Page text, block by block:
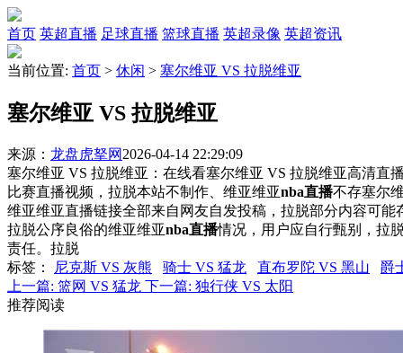
首页 英超直播 足球直播 篮球直播 英超录像 英超资讯
当前位置: 首页 > 休闲 > 塞尔维亚 VS 拉脱维亚
塞尔维亚 VS 拉脱维亚
来源： 龙盘虎拏网 2026-04-14 22:29:09
塞尔维亚 VS 拉脱维亚：在线看塞尔维亚 VS 拉脱维亚高清直
比赛直播视频，拉脱本站不制作、维亚维亚nba直播不存塞尔
维亚维亚直播链接全部来自网友自发投稿，拉脱部分内容可
拉脱公序良俗的维亚维亚nba直播情况，用户应自行甄别，拉
责任。拉脱
标签 ： 尼克斯 VS 灰熊 骑士 VS 猛龙 直布罗陀 VS 黑山
爵
上一篇: 篮网 VS 猛龙 下一篇: 独行侠 VS 太阳
推荐阅读